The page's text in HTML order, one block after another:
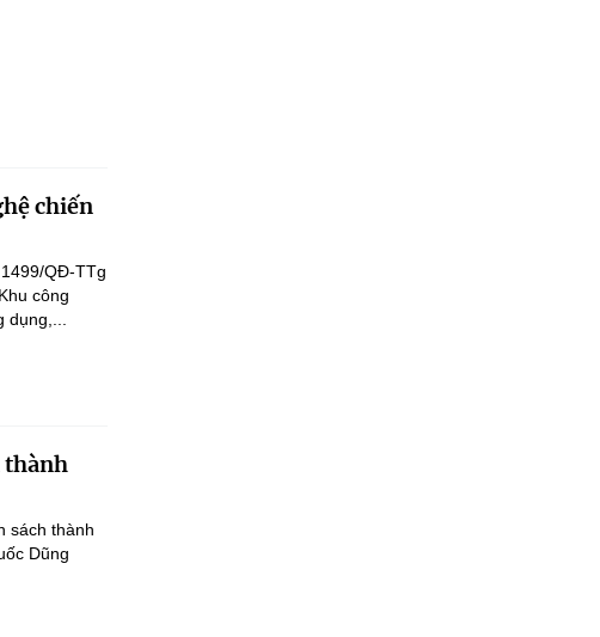
chiến
QĐ-TTg
công
dụng,...
thành
sách thành
Dũng